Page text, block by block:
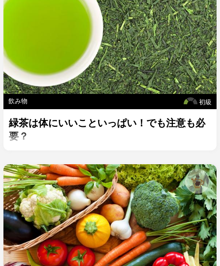
初級
飲み物
緑茶は体にいいこといっぱい！でも注意も必
要？